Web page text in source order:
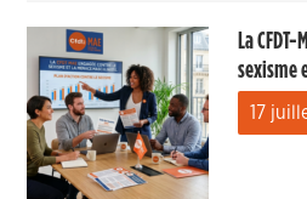
La
sexisme
17